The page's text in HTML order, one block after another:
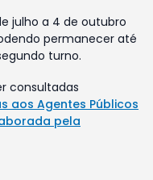
julho a 4 de outubro
permanecer até
turno.
consultadas
aos Agentes Públicos
pela